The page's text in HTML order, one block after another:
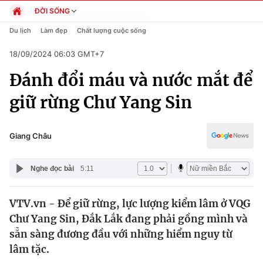
Chuyên mục
Chính trị
Pháp luật
Thế giới
Tin tức
ĐỜI SỐNG
Chính trị
Pháp luật
Kinh tế
Thể thao
Truyền hình
Y tế
Công nghệ
Du lịch Làm đẹp Chất lượng cuộc sống
18/09/2024 06:03 GMT+7
Đánh đổi máu và nước mắt để
giữ rừng Chư Yang Sin
Giang Châu
Nghe đọc bài 5:11
VTV.vn - Để giữ rừng, lực lượng kiểm lâm ở VQG
Chư Yang Sin, Đắk Lắk đang phải gồng mình và
sẵn sàng đương đầu với những hiểm nguy từ
lâm tặc.